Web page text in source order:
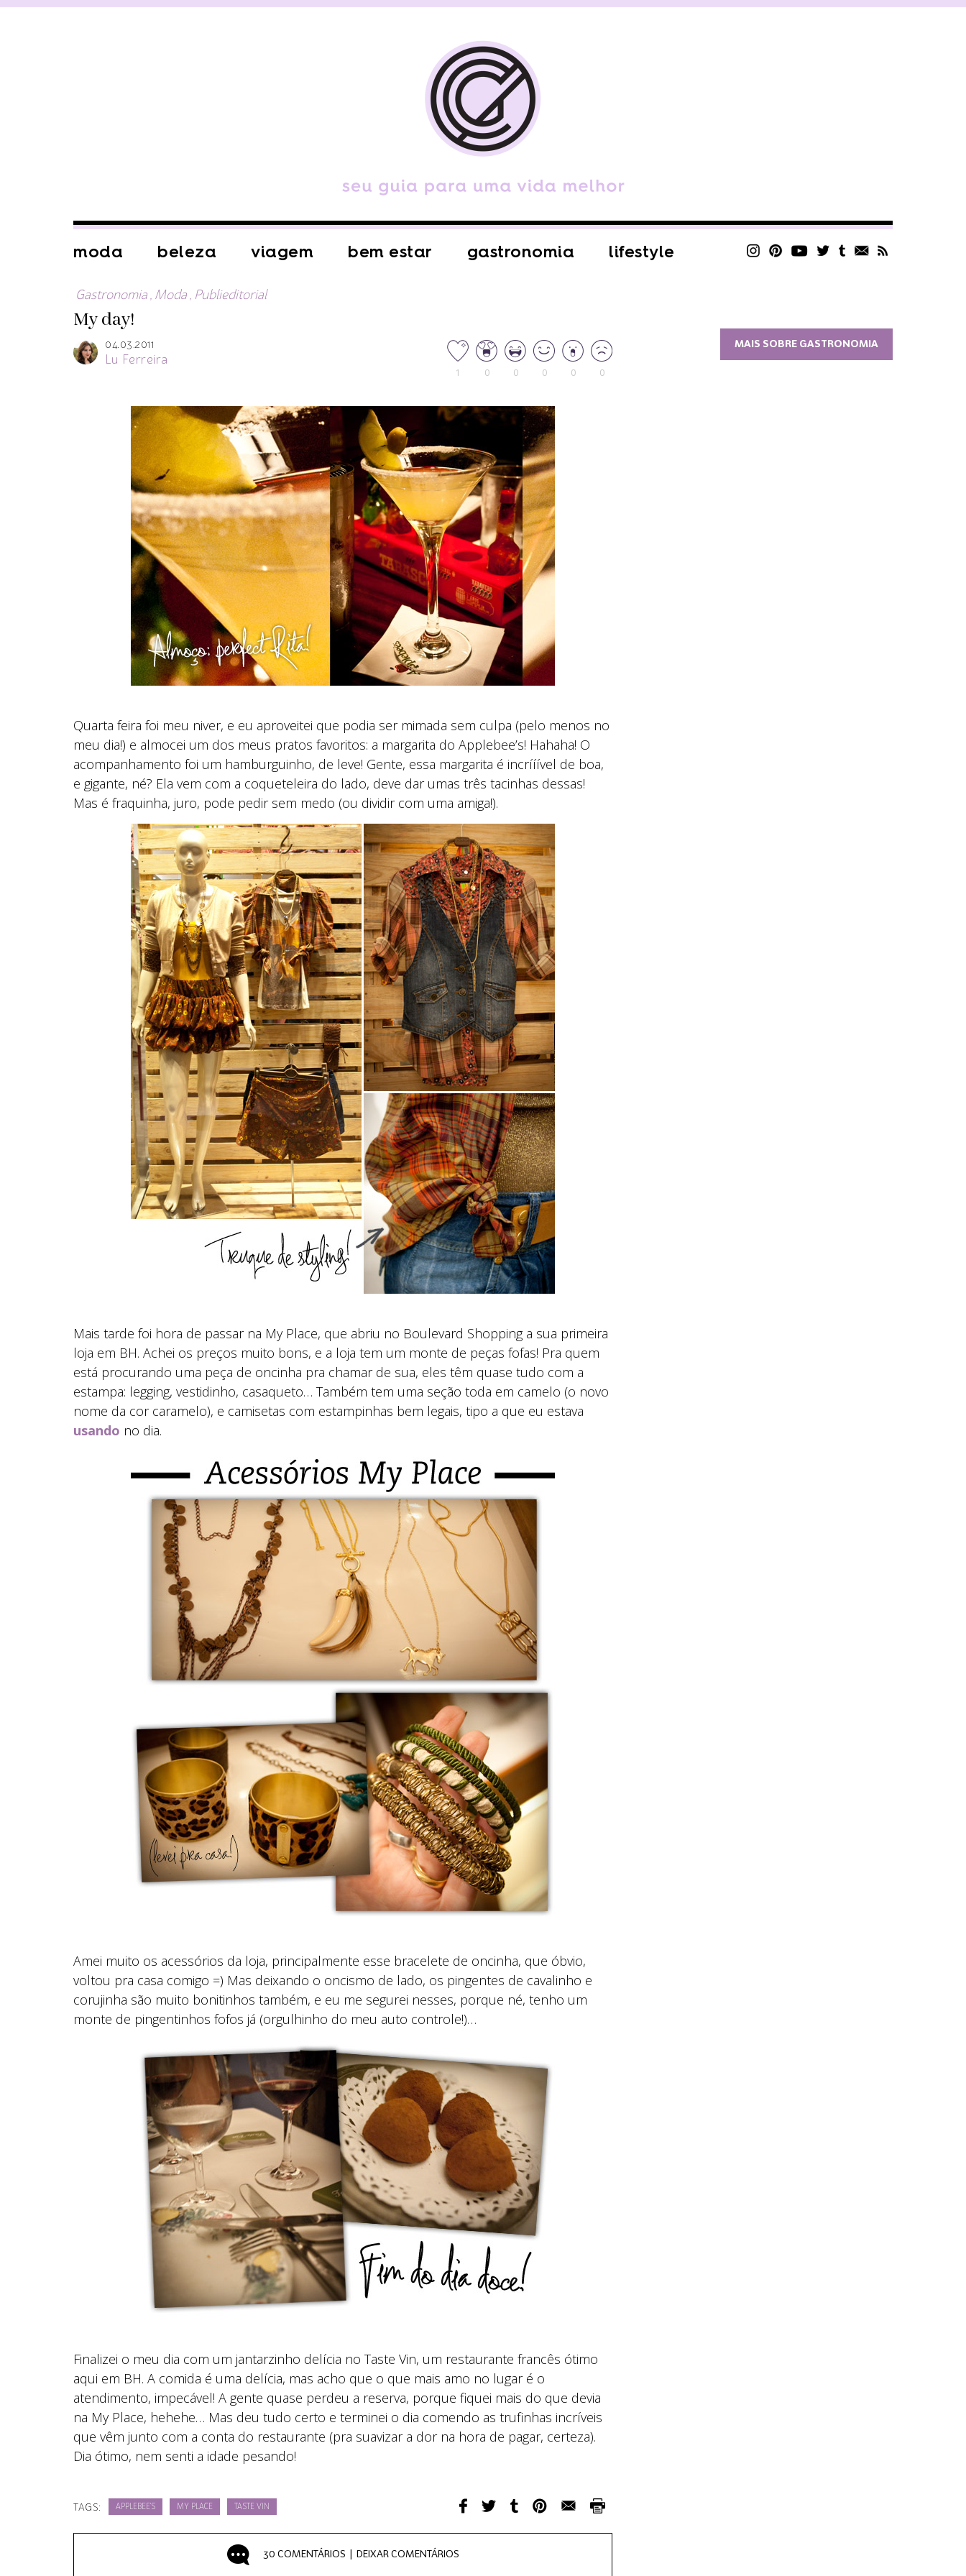
moda beleza viagem bem estar gastronomia lifestyle
Gastronomia , Moda , Publieditorial
My day!
04.03.2011
Lu Ferreira
1 0 0 0 0 0
Quarta feira foi meu niver, e eu aproveitei que podia ser mimada sem culpa (pelo menos no
meu dia!) e almocei um dos meus pratos favoritos: a margarita do Applebee’s! Hahaha! O
acompanhamento foi um hamburguinho, de leve! Gente, essa margarita é incrííível de boa,
e gigante, né? Ela vem com a coqueteleira do lado, deve dar umas três tacinhas dessas!
Mas é fraquinha, juro, pode pedir sem medo (ou dividir com uma amiga!).
Mais tarde foi hora de passar na My Place, que abriu no Boulevard Shopping a sua primeira
loja em BH. Achei os preços muito bons, e a loja tem um monte de peças fofas! Pra quem
está procurando uma peça de oncinha pra chamar de sua, eles têm quase tudo com a
estampa: legging, vestidinho, casaqueto… Também tem uma seção toda em camelo (o novo
nome da cor caramelo), e camisetas com estampinhas bem legais, tipo a que eu estava
usando no dia.
Amei muito os acessórios da loja, principalmente esse bracelete de oncinha, que óbvio,
voltou pra casa comigo =) Mas deixando o oncismo de lado, os pingentes de cavalinho e
corujinha são muito bonitinhos também, e eu me segurei nesses, porque né, tenho um
monte de pingentinhos fofos já (orgulhinho do meu auto controle!)…
Finalizei o meu dia com um jantarzinho delícia no Taste Vin, um restaurante francês ótimo
aqui em BH. A comida é uma delícia, mas acho que o que mais amo no lugar é o
atendimento, impecável! A gente quase perdeu a reserva, porque fiquei mais do que devia
na My Place, hehehe… Mas deu tudo certo e terminei o dia comendo as trufinhas incríveis
que vêm junto com a conta do restaurante (pra suavizar a dor na hora de pagar, certeza).
Dia ótimo, nem senti a idade pesando!
TAGS: APPLEBEE'S MY PLACE TASTE VIN
30 COMENTÁRIOS | DEIXAR COMENTÁRIOS
MAIS SOBRE GASTRONOMIA